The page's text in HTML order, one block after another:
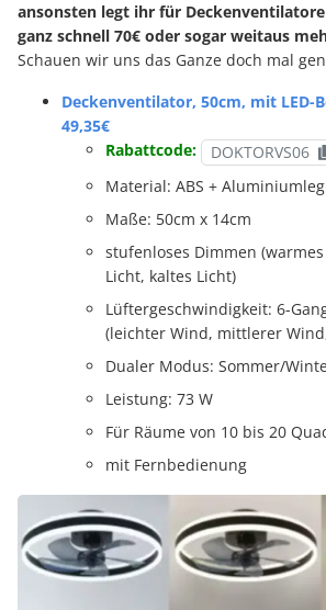
ansonsten legt ihr für
ganz schnell 70€ oder sogar weitaus
Schauen wir uns das Ganze doch mal
Deckenventilator, 50cm, mit LED-
49,35€
Rabattcode:
DOKTORVS06
Material: ABS +
Maße: 50cm x 14cm
stufenloses Dimmen
Licht, kaltes Licht)
Lüftergeschwindigkeit: 6-
(leichter Wind, mittlerer
Dualer Modus: Sommer/
Leistung: 73 W
Für Räume von 10 bis 20
mit Fernbedienung